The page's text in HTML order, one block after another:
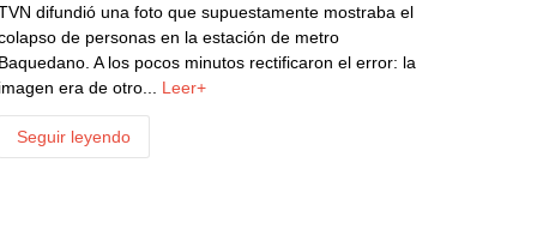
difundió una foto que supuestamente mostraba el
de personas en la estación de metro
A los pocos minutos rectificaron el error: la
era de otro... Leer+
Seguir leyendo